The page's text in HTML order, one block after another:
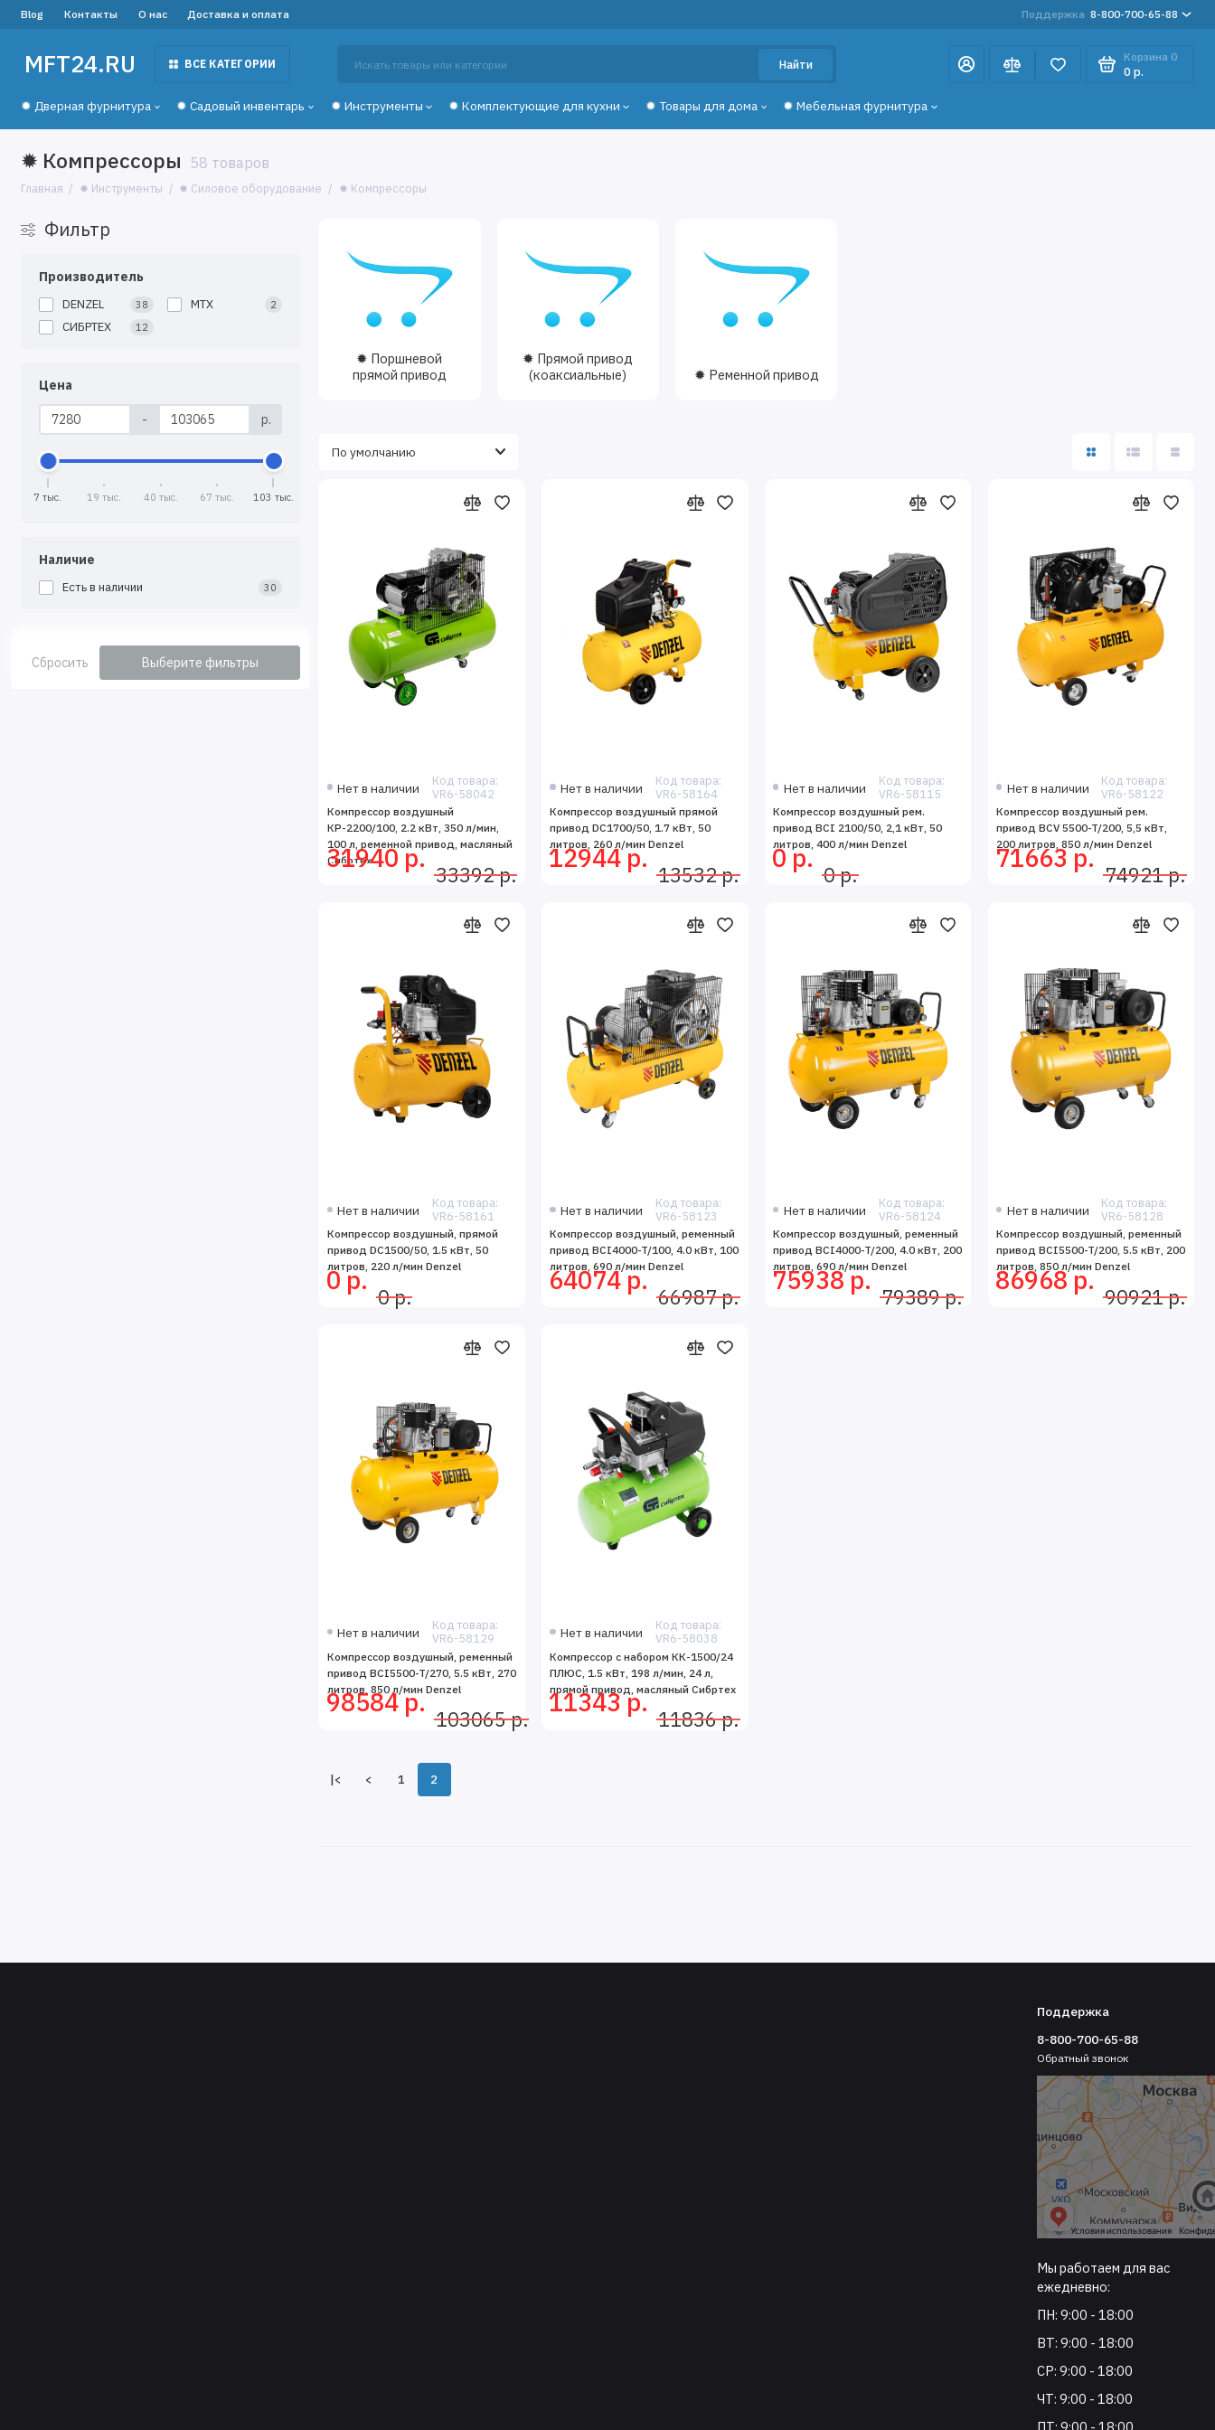
Blog Контакты О нас Доставка и оплата Поддержка 8-800-700-65-88
MFT24.RU ВСЕ КАТЕГОРИИ Найти
Корзина 0
0 р.
✹ Дверная фурнитура ✹ Садовый инвентарь ✹ Инструменты ✹ Комплектующие для кухни ✹ Товары для дома ✹ Мебельная фурнитура
✹ Компрессоры 58 товаров
Главная ✹ Инструменты ✹ Силовое оборудование ✹ Компрессоры
Фильтр
Производитель
DENZEL 38 MTX 2
СИБРТЕХ 12
Цена
- р.
7 тыс. 19 тыс. 40 тыс. 67 тыс. 103 тыс.
Наличие
Есть в наличии 30
Сбросить Выберите фильтры
✹ Поршневой
прямой привод
✹ Прямой привод
(коаксиальные)
✹ Ременной привод
Нет в наличии
Код товара:
VR6-58042
Компрессор воздушный
КР-2200/100, 2.2 кВт, 350 л/мин,
100 л, ременной привод, масляный
Сибртех
31940 р.
33392 р.
Нет в наличии
Код товара:
VR6-58164
Компрессор воздушный прямой
привод DC1700/50, 1.7 кВт, 50
литров, 260 л/мин Denzel
12944 р.
13532 р.
Нет в наличии
Код товара:
VR6-58115
Компрессор воздушный рем.
привод BCI 2100/50, 2,1 кВт, 50
литров, 400 л/мин Denzel
0 р.
0 р.
Нет в наличии
Код товара:
VR6-58122
Компрессор воздушный рем.
привод BCV 5500-T/200, 5,5 кВт,
200 литров, 850 л/мин Denzel
71663 р.
74921 р.
Нет в наличии
Код товара:
VR6-58161
Компрессор воздушный, прямой
привод DC1500/50, 1.5 кВт, 50
литров, 220 л/мин Denzel
0 р.
0 р.
Нет в наличии
Код товара:
VR6-58123
Компрессор воздушный, ременный
привод BCI4000-T/100, 4.0 кВт, 100
литров, 690 л/мин Denzel
64074 р.
66987 р.
Нет в наличии
Код товара:
VR6-58124
Компрессор воздушный, ременный
привод BCI4000-T/200, 4.0 кВт, 200
литров, 690 л/мин Denzel
75938 р.
79389 р.
Нет в наличии
Код товара:
VR6-58128
Компрессор воздушный, ременный
привод BCI5500-T/200, 5.5 кВт, 200
литров, 850 л/мин Denzel
86968 р.
90921 р.
Нет в наличии
Код товара:
VR6-58129
Компрессор воздушный, ременный
привод BCI5500-T/270, 5.5 кВт, 270
литров, 850 л/мин Denzel
98584 р.
103065 р.
Нет в наличии
Код товара:
VR6-58038
Компрессор с набором КК-1500/24
ПЛЮС, 1.5 кВт, 198 л/мин, 24 л,
прямой привод, масляный Сибртех
11343 р.
11836 р.
|< < 1 2
Поддержка
8-800-700-65-88
Обратный звонок
Мы работаем для вас
ежедневно:
ПН: 9:00 - 18:00
ВТ: 9:00 - 18:00
СР: 9:00 - 18:00
ЧТ: 9:00 - 18:00